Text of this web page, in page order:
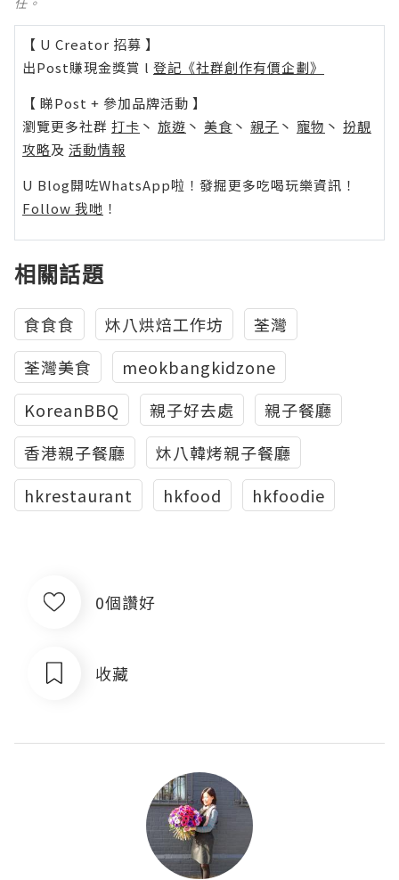
【 U Creator 招募 】
出Post賺現金獎賞 l 登記《社群創作有價企劃》
【 睇Post + 參加品牌活動 】
瀏覽更多社群 打卡 丶 旅遊 丶 美食 丶 親子 丶 寵物 丶 扮靚
攻略及 活動情報
U Blog開咗WhatsApp啦！發掘更多吃喝玩樂資訊！
Follow 我哋 ！
相關話題
食食食 炑八烘焙工作坊
荃灣
荃灣美食
meokbangkidzone
KoreanBBQ
親子好去處
親子餐廳
香港親子餐廳
炑八韓烤親子餐廳
hkrestaurant
hkfood hkfoodie
0個讚好
收藏